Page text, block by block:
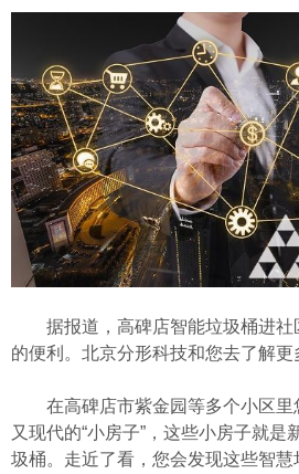
据报道，高碑店智能垃圾桶进社
的便利。北京分形科技和您去了解更
在高碑店市紫金园等多个小区里
又现代的“小房子”，这些小房子就是
圾桶。走近了看，您会发现这些智